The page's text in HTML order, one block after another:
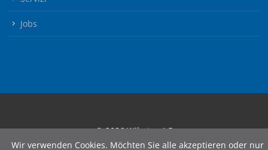
Jobs
© 2026 Wibatec AG
Wir verwenden Cookies. Möchten Sie alle akzeptieren oder nur